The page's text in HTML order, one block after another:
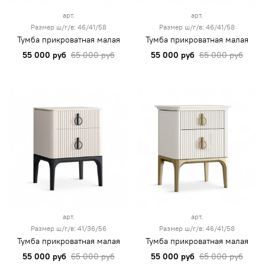
арт.
Размер ш/г/в: 46/41/58
Тумба прикроватная малая
55 000 руб 65 000 руб
арт.
Размер ш/г/в: 46/41/58
Тумба прикроватная малая
55 000 руб 65 000 руб
арт.
Размер ш/г/в: 41/36/56
Тумба прикроватная малая
55 000 руб 65 000 руб
арт.
Размер ш/г/в: 46/41/58
Тумба прикроватная малая
55 000 руб 65 000 руб